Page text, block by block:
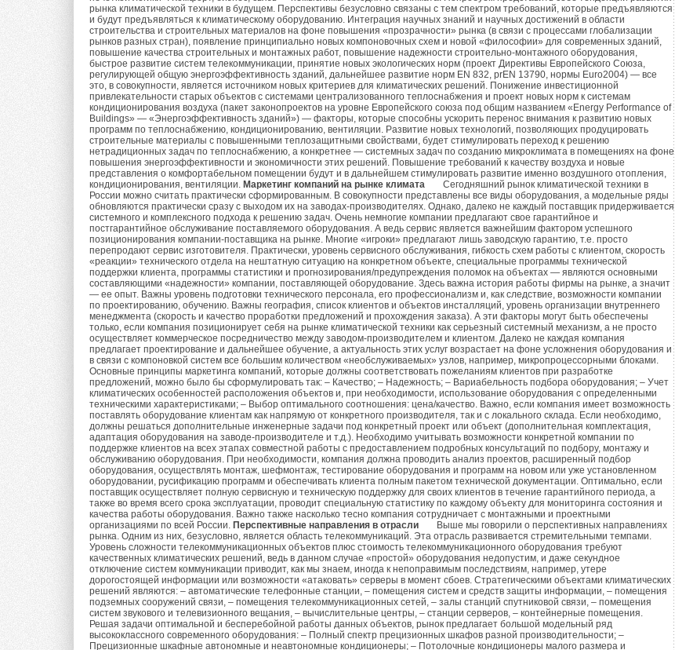
рынка климатической техники в будущем. Перспективы безусловно связаны с тем спектром требований, которые предъявляются
и будут предъявляться к климатическому оборудованию. Интеграция научных знаний и научных достижений в области
строительства и строительных материалов на фоне повышения «прозрачности» рынка (в связи с процессами глобализации
рынков разных стран), появление принципиально новых компоновочных схем и новой «философии» для современных зданий,
повышение качества строительных и монтажных работ, повышение надежности строительно-монтажного оборудования,
быстрое развитие систем телекоммуникации, принятие новых экологических норм (проект Директивы Европейского Союза,
регулирующей общую энергоэффективность зданий, дальнейшее развитие норм EN 832, prEN 13790, нормы Euro2004) — все
это, в совокупности, является источником новых критериев для климатических решений. Понижение инвестиционной
привлекательности старых объектов с системами централизованного теплоснабжения и проект новых норм к системам
кондиционирования воздуха (пакет законопроектов на уровне Европейского союза под общим названием «Energy Performance of
Buildings» — «Энергоэффективность зданий») — факторы, которые способны ускорить перенос внимания к развитию новых
программ по теплоснабжению, кондиционированию, вентиляции. Развитие новых технологий, позволяющих продуцировать
строительные материалы с повышенными теплозащитными свойствами, будет стимулировать переход к решению
нетрадиционных задач по теплоснабжению, а конкретнее — системных задач по созданию микроклимата в помещениях на фоне
повышения энергоэффективности и экономичности этих решений. Повышение требований к качеству воздуха и новые
представления о комфортабельном помещении будут и в дальнейшем стимулировать развитие именно воздушного отопления,
кондиционирования, вентиляции. Маркетинг компаний на рынке климата
Сегодняшний рынок климатической техники в
России можно считать практически сформированным. В совокупности представлены все виды оборудования, а модельные ряды
обновляются практически сразу с выходом их на заводах-производителях. Однако, далеко не каждый поставщик придерживается
системного и комплексного подхода к решению задач. Очень немногие компании предлагают свое гарантийное и
постгарантийное обслуживание поставляемого оборудования. А ведь сервис является важнейшим фактором успешного
позиционирования компании-поставщика на рынке. Многие «игроки» предлагают лишь заводскую гарантию, т.е. просто
перепродают сервис изготовителя. Практически, уровень сервисного обслуживания, гибкость схем работы с клиентом, скорость
«реакции» технического отдела на нештатную ситуацию на конкретном объекте, специальные программы технической
поддержки клиента, программы статистики и прогнозирования/предупреждения поломок на объектах — являются основными
составляющими «надежности» компании, поставляющей оборудование. Здесь важна история работы фирмы на рынке, а значит
— ее опыт. Важны уровень подготовки технического персонала, его профессионализм и, как следствие, возможности компании
по проектированию, обучению. Важны география, список клиентов и объектов инсталляций, уровень организации внутреннего
менеджмента (скорость и качество проработки предложений и прохождения заказа). А эти факторы могут быть обеспечены
только, если компания позиционирует себя на рынке климатической техники как серьезный системный механизм, а не просто
осуществляет коммерческое посредничество между заводом-производителем и клиентом. Далеко не каждая компания
предлагает проектирование и дальнейшее обучение, а актуальность этих услуг возрастает на фоне усложнения оборудования и
в связи с компоновкой систем все большим количеством «необслуживаемых» узлов, например, микропроцессорными блоками.
Основные принципы маркетинга компаний, которые должны соответствовать пожеланиям клиентов при разработке
предложений, можно было бы сформулировать так: – Качество; – Надежность; – Вариабельность подбора оборудования; – Учет
климатических особенностей расположения объектов и, при необходимости, использование оборудования с определенными
техническими характеристиками; – Выбор оптимального соотношения: цена/качество. Важно, если компания имеет возможность
поставлять оборудование клиентам как напрямую от конкретного производителя, так и с локального склада. Если необходимо,
должны решаться дополнительные инженерные задачи под конкретный проект или объект (дополнительная комплектация,
адаптация оборудования на заводе-производителе и т.д.). Необходимо учитывать возможности конкретной компании по
поддержке клиентов на всех этапах совместной работы с предоставлением подробных консультаций по подбору, монтажу и
обслуживанию оборудования. При необходимости, компания должна проводить анализ проектов, расширенный подбор
оборудования, осуществлять монтаж, шефмонтаж, тестирование оборудования и программ на новом или уже установленном
оборудовании, русификацию программ и обеспечивать клиента полным пакетом технической документации. Оптимально, если
поставщик осуществляет полную сервисную и техническую поддержку для своих клиентов в течение гарантийного периода, а
также во время всего срока эксплуатации, проводит специальную статистику по каждому объекту для мониторинга состояния и
качества работы оборудования. Важно также насколько тесно компания сотрудничает с монтажными и проектными
организациями по всей России. Перспективные направления в отрасли
Выше мы говорили о перспективных направлениях
рынка. Одним из них, безусловно, является область телекоммуникаций. Эта отрасль развивается стремительными темпами.
Уровень сложности телекоммуникационных объектов плюс стоимость телекоммуникационного оборудования требуют
качественных климатических решений, ведь в данном случае «простой» оборудования недопустим, и даже секундное
отключение систем коммуникации приводит, как мы знаем, иногда к непоправимым последствиям, например, утере
дорогостоящей информации или возможности «атаковать» серверы в момент сбоев. Стратегическими объектами климатических
решений являются: – автоматические телефонные станции, – помещения систем и средств защиты информации, – помещения
подземных сооружений связи, – помещения телекоммуникационных сетей, – залы станций спутниковой связи, – помещения
систем звукового и телевизионного вещания, – вычислительные центры, – станции серверов, – контейнерные помещения.
Решая задачи оптимальной и бесперебойной работы данных объектов, рынок предлагает большой модельный ряд
высококлассного современного оборудования: – Полный спектр прецизионных шкафов разной производительности; –
Прецизионные шкафные автономные и неавтономные кондиционеры; – Потолочные кондиционеры малого размера и
труб небольшого диаметра и металлических фитингов полимерных труб. Для
герметичности применяются различные материалы: лен, краска, герметик,
уплотнительная нить, резиновые прокладки и др.
Фланцевое соединение... разборное соединение, которое применяется при
монтаже стальных труб большого диаметра. Для герметизации используются
различного рода прокладки.
Сварка... неразборное соединение труб. Широко используется для стальных
труб малого и большого диаметра. Является также одним из способов
соединения полимерных труб без использования дополнительных
компонентов, как при склейке. Обязательное условие — соединяемые таким
способом трубы должны быть выполнены из идентичного материала.
Технологии сварки металлических и полимерных труб сильно отличаются друг
от друга.
Пайка...наиболее употребляемый и известнейший способ неразборного
соединения таких металлических материалов, как медь. Он используется
профессионалами из-за низкой стоимость фитингов и высокой надежности
соединений. По современным стандартам, в трубопроводных системах
санитарной воды соединение медных труб размером до 28х1,5 мм может
производиться с использованием технологии низкотемпературной пайки
(легкоплавкий низкотемпературный припой). Существует мягкая и твердая
пайка.
Цанговое соединение...распространенный механический способ,
применяемый главным образом для соединения медных труб и труб из
нержавеющей стали. Для герметизации соединения, как правило,
применяется резиновая прокладка.
Обжимное напрессовочное соединение...неразборное соединение
производимое посредством обжимания стыковки труб фитингом. Данный
способ используется не только для стальных нержавеющих, но и все чаще для
соединения медных труб. При соединении полимерных труб используется
специальная гильза, прижимаемая трубу, предварительно надетую на фитинг.
Обжимное резьбовое соединение...механическое разборное соединение,
применяемое для соединения полимерных труб с металлическими
Однако многообразие технических решений и недостаток технической документации отразилось
на правильности сделанных выводов.
Рис. 1
Табл. 1
Табл. 2
Табл. 3
Табл. 4
Табл. 5
Табл. 6
Табл. 7
Табл. 8
Табл. 9
Табл. 10
Учитывая опыт предшественников, автор настоящей статьи поставил перед
собой более узкую задачу. Здесь рассмотрены особенности работы на холод
только мультизональных (VRF) двухтрубных систем кондиционирования
MITSUBISHIHeavy Industries (KXJ),DAIKIN(VRV-K),MITSUBISHI ELECTRIC
(CITI MULTI-Y),HITACHI(SET FREE FS3),FUJITSUGENERAL LIMITED (VRF),
SANYO(ECO-Multi) в условиях эксплуатации, отличных от номинальных.
Сравнение производится по данным технических каталогов фирм
производителей.
Описание систем
Рассматриваемые системы относятся к VRF — системам кондиционирования.
Блоки могут включаться и работать независимо друг от друга, но только в
одном режиме — охлаждения или обогрева. Схема систем показана на рис. 1.
Для регулировки мощности в зависимости от текущей нагрузки внутренние
блоки содержат электронный терморегулирующий клапан, позволяющий
регулировать расход хладагента через блок. Компрессоры наружных блоков
меняют производительность в зависимости от потребления холода.
Управление системами производится с индивидуальных и центральных
пультов, позволяющих контролировать и задавать режим работы, как для всей
системы, так и для отдельных блоков.
Номинальные характеристики систем практически одинаковы (Таблица 1),
отчего возникает иллюзия технической идентичности данных кондиционеров.
Особенности работы систем.
В технических каталогах и рекламных проспектах обычно приводится так
называемая номинальная мощность кондиционеров, которая определяется
при определенных стандартных условиях. Стандартные условия испытания
кондиционеров — Таблица 2.